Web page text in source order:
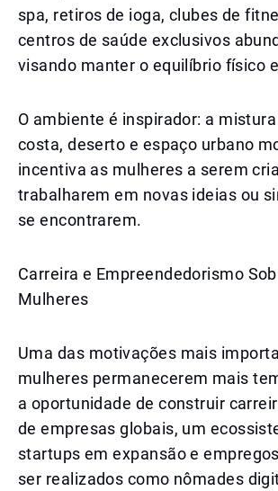
spa, retiros de ioga, clubes de
centros de saúde exclusivos
visando manter o equilíbrio físico
O ambiente é inspirador: a
costa, deserto e espaço urbano
incentiva as mulheres a serem
trabalharem em novas ideias ou
se encontrarem.
Carreira e Empreendedorismo
Mulheres
Uma das motivações mais
mulheres permanecerem mais
a oportunidade de construir
de empresas globais, um
startups em expansão e
ser realizados como nômades